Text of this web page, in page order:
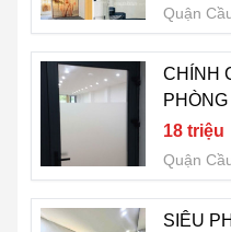
Quận
CHÍNH
HƯNG -
18 triệu
Quận
SIÊU